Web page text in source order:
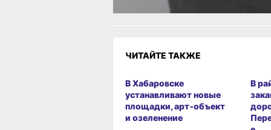
ЧИТАЙТЕ ТАКЖЕ
В Хабаровске
устанавливают новые
площадки, арт‑объект
и озеленение
В